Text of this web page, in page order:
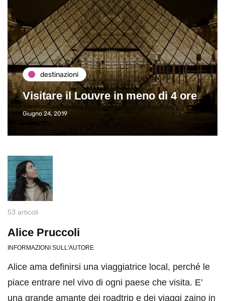
destinazioni
Visitare il Louvre in meno di 4 ore
Giugno 24, 2019
53 articoli
Alice Pruccoli
INFORMAZIONI SULL'AUTORE
Alice ama definirsi una viaggiatrice local, perché le
piace entrare nel vivo di ogni paese che visita. E’
una grande amante dei roadtrip e dei viaggi zaino in